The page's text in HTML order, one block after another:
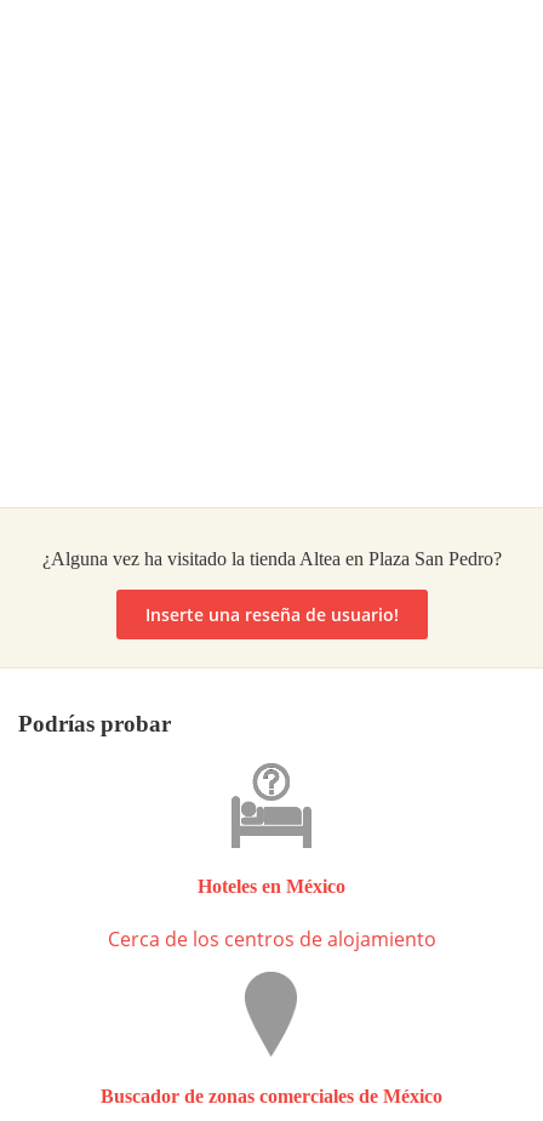
¿Alguna vez ha visitado la tienda Altea en Plaza San Pedro?
Inserte una reseña de usuario!
Podrías probar
Hoteles en México
Cerca de los centros de alojamiento
Buscador de zonas comerciales de México